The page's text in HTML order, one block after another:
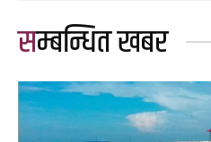
सम्बन्धित खबर